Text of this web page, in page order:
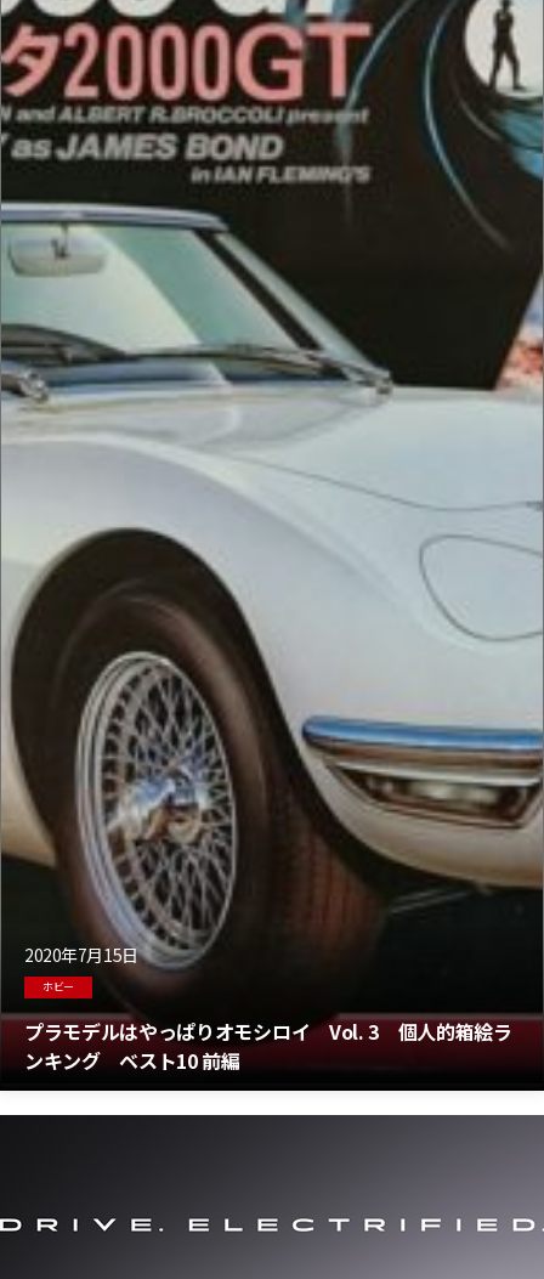
2020年7月15日
ホビー
プラモデルはやっぱりオモシロイ Vol. 3 個人的箱絵ラ
ンキング ベスト10 前編